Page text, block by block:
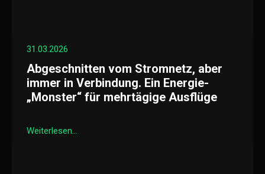
31.03.2026
Abgeschnitten vom Stromnetz, aber
immer in Verbindung. Ein Energie-
„Monster“ für mehrtägige Ausflüge
Weiterlesen...